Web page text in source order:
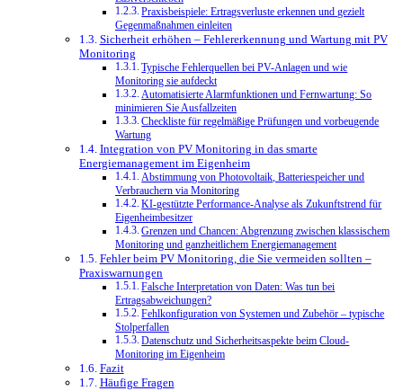
Praxisbeispiele: Ertragsverluste erkennen und gezielt
Gegenmaßnahmen einleiten
Sicherheit erhöhen – Fehlererkennung und Wartung mit PV
Monitoring
Typische Fehlerquellen bei PV-Anlagen und wie
Monitoring sie aufdeckt
Automatisierte Alarmfunktionen und Fernwartung: So
minimieren Sie Ausfallzeiten
Checkliste für regelmäßige Prüfungen und vorbeugende
Wartung
Integration von PV Monitoring in das smarte
Energiemanagement im Eigenheim
Abstimmung von Photovoltaik, Batteriespeicher und
Verbrauchern via Monitoring
KI-gestützte Performance-Analyse als Zukunftstrend für
Eigenheimbesitzer
Grenzen und Chancen: Abgrenzung zwischen klassischem
Monitoring und ganzheitlichem Energiemanagement
Fehler beim PV Monitoring, die Sie vermeiden sollten –
Praxiswarnungen
Falsche Interpretation von Daten: Was tun bei
Ertragsabweichungen?
Fehlkonfiguration von Systemen und Zubehör – typische
Stolperfallen
Datenschutz und Sicherheitsaspekte beim Cloud-
Monitoring im Eigenheim
Fazit
Häufige Fragen